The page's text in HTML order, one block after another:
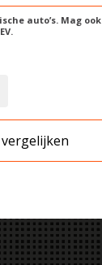
auto’s. Mag ook